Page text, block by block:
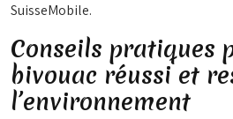
SuisseMobile.
Conseils pratiques
bivouac réussi et
l’environnement